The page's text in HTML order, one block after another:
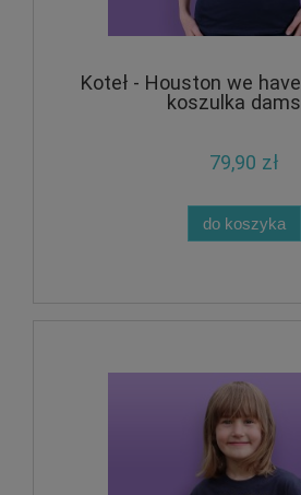
Koteł - Houston we
koszulka
79,90 zł
do koszyka